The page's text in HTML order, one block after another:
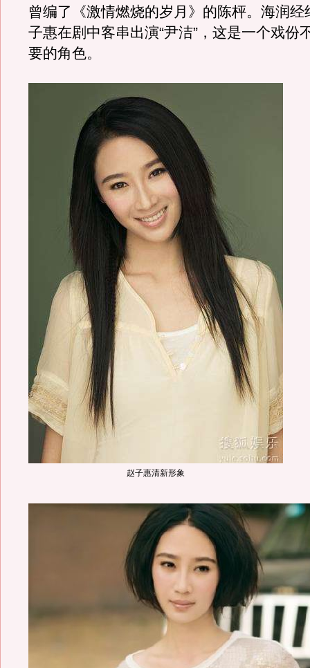
曾编了《激情燃烧的岁月》的陈枰。海润经
子惠在剧中客串出演“尹洁”，这是一个戏份
要的角色。
赵子惠清新形象